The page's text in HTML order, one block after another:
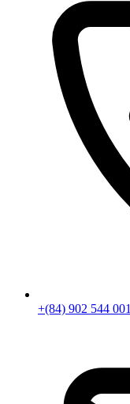
+(84) 902 544 001